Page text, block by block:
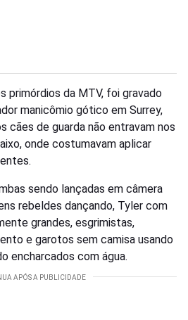
primórdios da MTV, foi gravado
manicômio gótico em Surrey,
cães de guarda não entravam nos
onde costumavam aplicar
sendo lançadas em câmera
rebeldes dançando, Tyler com
grandes, esgrimistas,
e garotos sem camisa usando
encharcados com água.